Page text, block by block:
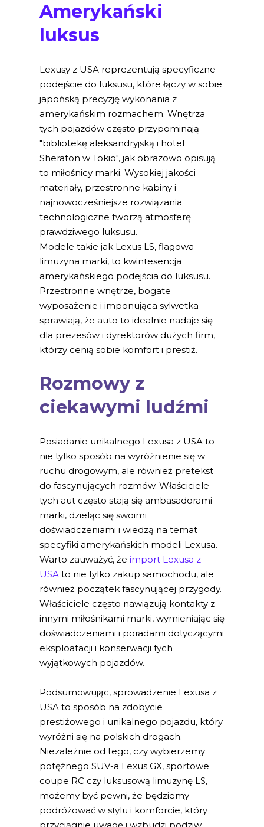
Amerykański
luksus
Lexusy z USA reprezentują specyficzne
podejście do luksusu, które łączy w sobie
japońską precyzję wykonania z
amerykańskim rozmachem. Wnętrza
tych pojazdów często przypominają
"bibliotekę aleksandryjską i hotel
Sheraton w Tokio", jak obrazowo opisują
to miłośnicy marki. Wysokiej jakości
materiały, przestronne kabiny i
najnowocześniejsze rozwiązania
technologiczne tworzą atmosferę
prawdziwego luksusu.
Modele takie jak Lexus LS, flagowa
limuzyna marki, to kwintesencja
amerykańskiego podejścia do luksusu.
Przestronne wnętrze, bogate
wyposażenie i imponująca sylwetka
sprawiają, że auto to idealnie nadaje się
dla prezesów i dyrektorów dużych firm,
którzy cenią sobie komfort i prestiż.
Rozmowy z
ciekawymi ludźmi
Posiadanie unikalnego Lexusa z USA to
nie tylko sposób na wyróżnienie się w
ruchu drogowym, ale również pretekst
do fascynujących rozmów. Właściciele
tych aut często stają się ambasadorami
marki, dzieląc się swoimi
doświadczeniami i wiedzą na temat
specyfiki amerykańskich modeli Lexusa.
Warto zauważyć, że import Lexusa z
USA to nie tylko zakup samochodu, ale
również początek fascynującej przygody.
Właściciele często nawiązują kontakty z
innymi miłośnikami marki, wymieniając się
doświadczeniami i poradami dotyczącymi
eksploatacji i konserwacji tych
wyjątkowych pojazdów.
Podsumowując, sprowadzenie Lexusa z
USA to sposób na zdobycie
prestiżowego i unikalnego pojazdu, który
wyróżni się na polskich drogach.
Niezależnie od tego, czy wybierzemy
potężnego SUV-a Lexus GX, sportowe
coupe RC czy luksusową limuzynę LS,
możemy być pewni, że będziemy
podróżować w stylu i komforcie, który